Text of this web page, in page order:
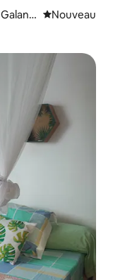
Nouvel
Nouveau